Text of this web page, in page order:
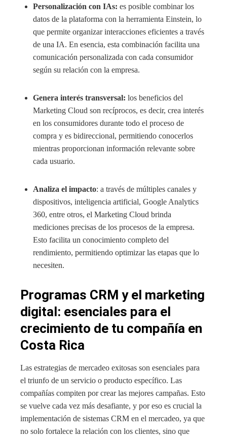
Personalización con IAs: es posible combinar los
datos de la plataforma con la herramienta Einstein, lo
que permite organizar interacciones eficientes a través
de una IA. En esencia, esta combinación facilita una
comunicación personalizada con cada consumidor
según su relación con la empresa.
Genera interés transversal: los beneficios del
Marketing Cloud son recíprocos, es decir, crea interés
en los consumidores durante todo el proceso de
compra y es bidireccional, permitiendo conocerlos
mientras proporcionan información relevante sobre
cada usuario.
Analiza el impacto: a través de múltiples canales y
dispositivos, inteligencia artificial, Google Analytics
360, entre otros, el Marketing Cloud brinda
mediciones precisas de los procesos de la empresa.
Esto facilita un conocimiento completo del
rendimiento, permitiendo optimizar las etapas que lo
necesiten.
Programas CRM y el marketing
digital: esenciales para el
crecimiento de tu compañía en
Costa Rica
Las estrategias de mercadeo exitosas son esenciales para
el triunfo de un servicio o producto específico. Las
compañías compiten por crear las mejores campañas. Esto
se vuelve cada vez más desafiante, y por eso es crucial la
implementación de sistemas CRM en el mercadeo, ya que
no solo fortalece la relación con los clientes, sino que